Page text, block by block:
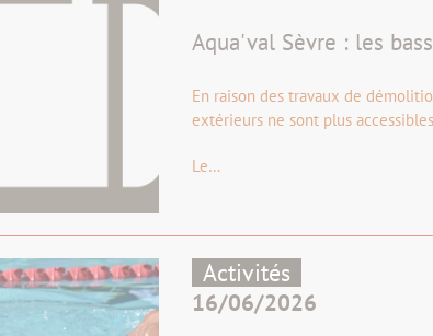
Aqua'val Sèvre : les
En raison des travaux de
extérieurs ne sont plus
Le…
Activités
16/06/2026